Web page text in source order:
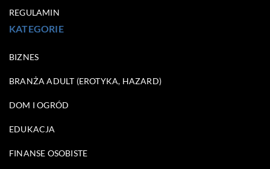
REGULAMIN
KATEGORIE
BIZNES
BRANŻA ADULT (EROTYKA, HAZARD)
DOM I OGRÓD
EDUKACJA
FINANSE OSOBISTE